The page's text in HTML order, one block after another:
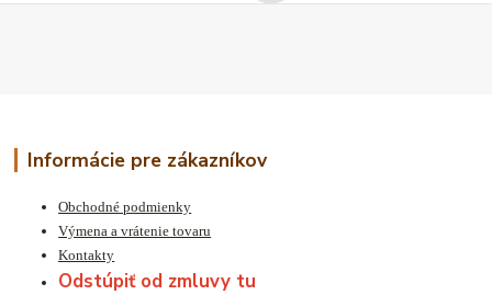
Informácie pre zákazníkov
Obchodné podmienky
Výmena a vrátenie tovaru
Kontakty
Odstúpiť od zmluvy tu